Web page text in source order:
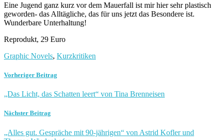
Eine Jugend ganz kurz vor dem Mauerfall ist mir hier sehr plastisch
geworden- das Alltägliche, das für uns jetzt das Besondere ist.
Wunderbare Unterhaltung!
Reprodukt, 29 Euro
Graphic Novels, Kurzkritiken
Vorheriger Beitrag
„Das Licht, das Schatten leert“ von Tina Brenneisen
Nächster Beitrag
„Alles gut. Gespräche mit 90-jährigen“ von Astrid Kofler und